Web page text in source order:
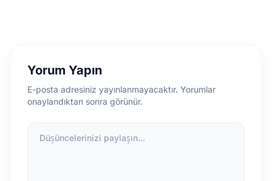
Yorum Yapın
E-posta adresiniz yayınlanmayacaktır. Yorumlar
onaylandıktan sonra görünür.
Düşüncelerinizi paylaşın...